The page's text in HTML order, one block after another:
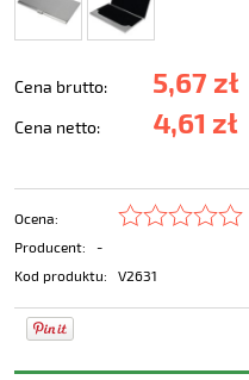
Cena brutto: 5,67 zł
Cena netto: 4,61 zł
Ocena:
Producent:
-
Kod produktu:
V2631